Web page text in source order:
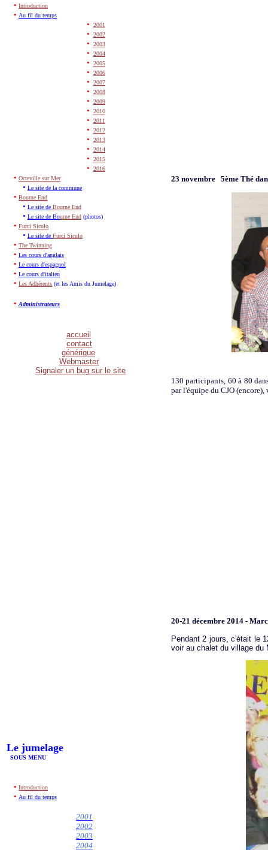
• Introduction
• Au fil du temps
• 2001
• 2002
• 2003
• 2004
• 2005
• 2006
• 2007
• 2008
• 2009
• 2010
• 2011
• 2012
• 2013
• 2014
• 2015
• 2016
• Octeville sur Mer
• Le site de la commune
• Bourne End
• Le site de Bourne End
• Le site de Bourne End (photos)
• Furci Siculo
• Le site de Furci Siculo
• The Twinning
• Les cours d'anglais
• Le cours d'espagnol
• Le cours d'italien
• Les Adhérents (et les Amis du Jumelage)
• Administrateurs
accueil
contact
générique
Webmaster
Signaler un bug sur le site
Le jumelage
SOUS MENU
• Introduction
• Au fil du temps
2001
2002
2003
2004
23 novembre 5ème Thé
130 participants, 60 à 80
par l'équipe du CJO
20-21 décembre 2014 -
Pendant 2 jours , c'était le
voir au chalet du village du